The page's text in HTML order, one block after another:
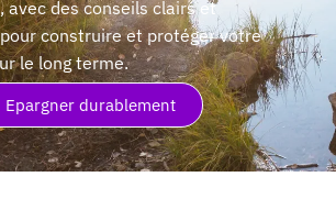
, avec des conseils clairs et
construire et protéger votre
le long terme.
Epargner durablement